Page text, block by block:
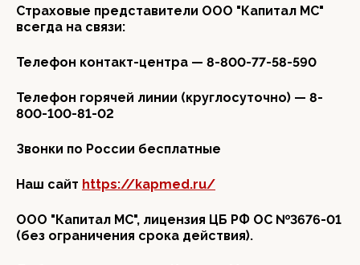
Страховые представители ООО "Капитал МС"
всегда на связи:
Телефон контакт-центра — 8-800-77-58-590
Телефон горячей линии (круглосуточно) — 8-
800-100-81-02
Звонки по России бесплатные
Наш сайт https://kapmed.ru/
ООО "Капитал МС", лицензия ЦБ РФ ОС №3676-01
(без ограничения срока действия).